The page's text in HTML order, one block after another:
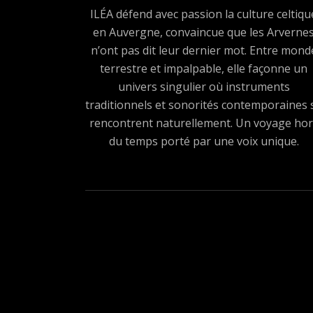
ILÉA défend avec passion la culture
en Auvergne, convaincue que les Arvernes
n’ont pas dit leur dernier mot. Entre
terrestre et impalpable, elle façonne un
univers singulier où instruments
traditionnels et sonorités contemporaines
rencontrent naturellement. Un voyage
du temps porté par une voix unique.